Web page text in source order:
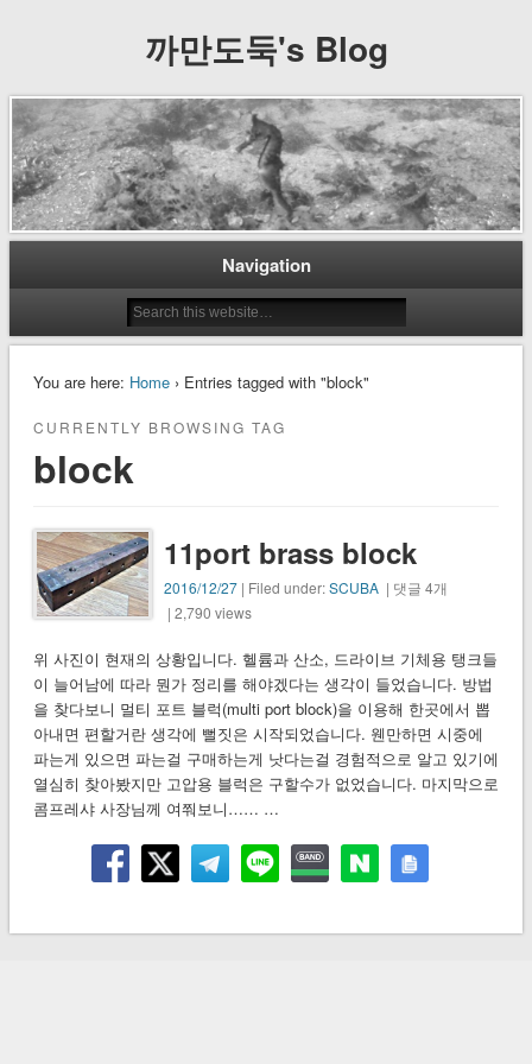
까만도둑's Blog
Navigation
You are here: Home› Entries tagged with "block"
CURRENTLY BROWSING TAG
block
11port brass block
2016/12/27 | Filed under:SCUBA | 댓글 4개
| 2,790 views
위 사진이 현재의 상황입니다. 헬륨과 산소, 드라이브 기체용 탱크들
이 늘어남에 따라 뭔가 정리를 해야겠다는 생각이 들었습니다. 방법
을 찾다보니 멀티 포트 블럭(multi port block)을 이용해 한곳에서 뽑
아내면 편할거란 생각에 뻘짓은 시작되었습니다. 웬만하면 시중에
파는게 있으면 파는걸 구매하는게 낫다는걸 경험적으로 알고 있기에
열심히 찾아봤지만 고압용 블럭은 구할수가 없었습니다. 마지막으로
콤프레샤 사장님께 여쭤보니…… …